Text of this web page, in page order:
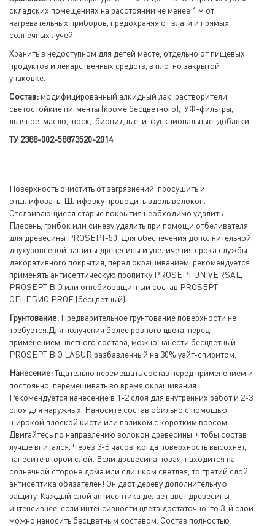
складских помещениях на расстоянии не менее 1 м от
нагревательных приборов, предохраняя от влаги и прямых
солнечных лучей.
Хранить в недоступном для детей месте, отдельно от пищевых
продуктов и лекарственных средств, в плотно закрытой
упаковке.
Состав: модифицированный алкидный лак, растворители,
светостойкие пигменты (кроме бесцветного), УФ-фильтры,
льняное масло, воск, биоцидные и функциональные добавки.
ТУ 2388-002-58873520-2014
Поверхность очистить от загрязнений, просушить и
отшлифовать. Шлифовку проводить вдоль волокон.
Отслаивающиеся старые покрытия необходимо удалить.
Плесень, грибок или синеву удалить при помощи отбеливателя
для древесины PROSEPT-50. Для обеспечения дополнительной
двухуровневой защиты древесины и увеличения срока службы
декоративного покрытия, перед окрашиванием, рекомендуется
применять антисептическую пропитку PROSEPT UNIVERSAL,
PROSEPT BiO или огнебиозащитный состав PROSEPT
ОГНЕБИО PROF (бесцветный).
Грунтование: Предварительное грунтование поверхности не
требуется.Для получения более ровного цвета, перед
применением цветного состава, можно нанести бесцветный
PROSEPT BiO LASUR разбавленный на 30% уайт-спиритом.
Нанесение:Тщательно перемешать состав перед применением и
постоянно перемешивать во время окрашивания.
Рекомендуется нанесение в 1-2 слоя для внутренних работ и 2-3
слоя для наружных. Наносите состав обильно с помощью
широкой плоской кисти или валиком с коротким ворсом.
Двигайтесь по направлению волокон древесины, чтобы состав
лучше впитался. Через 3-6 часов, когда поверхность высохнет,
нанесите второй слой. Если древесина новая, находится на
солнечной стороне дома или слишком светлая, то третий слой
антисептика обязателен! Он даст дереву дополнительную
защиту. Каждый слой антисептика делает цвет древесины
интенсивнее, если интенсивности цвета достаточно, то 3-й слой
можно наносить бесцветным составом. Состав полностью